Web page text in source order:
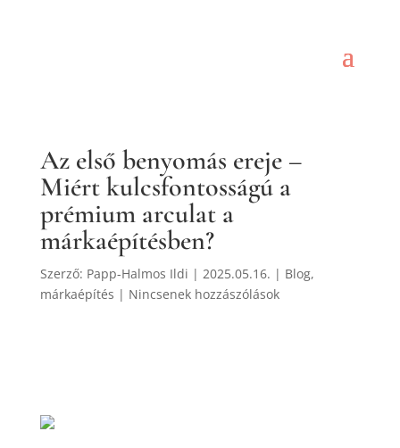
Az első benyomás ereje –
Miért kulcsfontosságú a
prémium arculat a
márkaépítésben?
Szerző: Papp-Halmos Ildi | 2025.05.16. | Blog,
márkaépítés | Nincsenek hozzászólások